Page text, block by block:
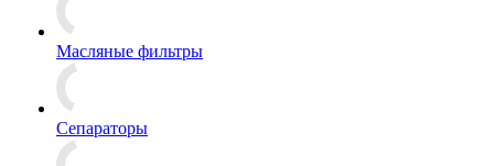
Масляные фильтры
Сепараторы